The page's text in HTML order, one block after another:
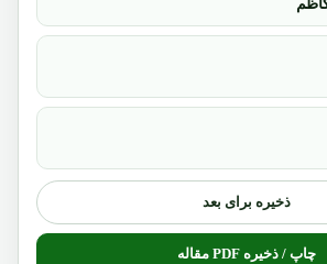
ذخیره برای بعد
چاپ / ذخیره PDF مقاله